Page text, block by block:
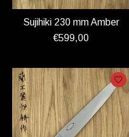
Sujihiki 230 mm Amber
€599,00